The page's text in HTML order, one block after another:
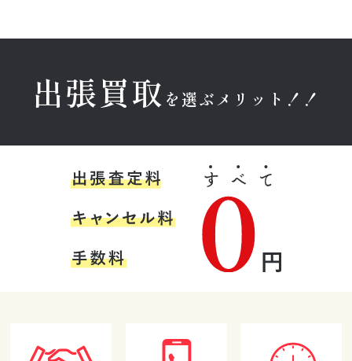
応してくださっ
頼できたので、
その場で売るこ
た際もお願いし
たいと思いま
す。信頼できる
おすすめの業者
さんだと思いま
★★★★
初めての買取サ
ービス利用でし
の方は丁寧で親
はつきませんで
1
★★★★★
金本様に出張買
取のご対応をし
ていただきまし
た。大変気持ち
した。また機会
1
★★★★★
とても丁寧に説
明していただけ
てありがたかっ
たです。
1
出張買取 を選ぶメリット！！